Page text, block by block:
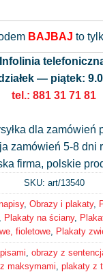
BAJBAJ to
Infolinia
— piątek:
tel.: 881 31 71 81
dla zamówień
zamówień 5-8 dni
firma, polskie
SKU: art/13540
, Obrazy i plakaty,
Plakaty na ściany,
fioletowe, Plakaty
obrazy z
maksymami plakaty z